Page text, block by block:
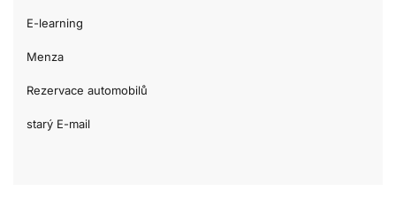
E-learning
Menza
Rezervace automobilů
starý E-mail